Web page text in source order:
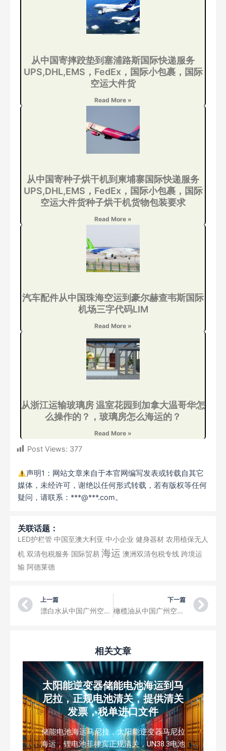
从中国寄摔跤垫到塞浦路斯国际快递服务
UPS,DHL,EMS，FedEx，国际小包裹，国际
空运大件货
Read More »
从中国寄种子烘干机到柬埔寨国际快递服务
UPS,DHL,EMS，FedEx，国际小包裹，国际
空运大件货种子烘干机货物包装要求
Read More »
汽车配件从中国珠海空运到豪尔赫查韦斯国际
机场三字代码LIM
Read More »
从浙江运输玻璃房 温室花园到加拿大温哥华怎
么操作的？，玻璃房怎么海运的？
Read More »
Post Views: 377
声明1：网站文章来自于本官网编写发表或转载自其它
媒体，未经许可，谢绝以任何形式转载，若有版权等任何
疑问，请联系：***@***.com。
关联话题：
LED护栏管 中国至澳大利亚 中小企业 健身器材 农用植保无人
机 双清包税服务 国际贸易 海运 澳洲双清包税专线 跨境运
输 阿德莱德
Prev
上一篇
漂白水从中国广州空运到日本Japan 福冈Fukuoka 电商小包裹国际快递
下一篇
橄榄油从中国广州空运到日本Japan 横滨Yokohama 电商小包裹国际快递
相关文章
太阳能逆变器储能电池海运到马
尼拉，正规电池清关，提供清关
发票，税单进口文件
储能电池海运马尼拉，太阳能逆变器马尼拉
海运，锂电池菲律宾正规清关，UN38.3电池